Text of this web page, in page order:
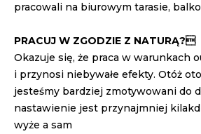
pracowali na biurowym tarasie,
PRACUJ W ZGODZIE Z NATURĄ?
Okazuje się, że praca w warunkach
i przynosi niebywałe efekty. Otóż
jesteśmy bardziej zmotywowani do
nastawienie jest przynajmniej
wyże a sam